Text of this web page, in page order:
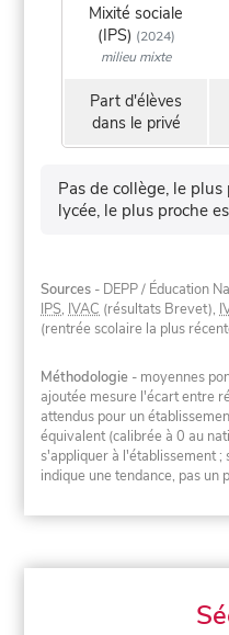
Mixité sociale
(IPS) (2024)
milieu mixte
Part d'élèves
dans le privé
Pas de collège, le plus
lycée, le plus proche
Sources - DEPP / Éducation
IPS, IVAC (résultats Brevet),
(rentrée scolaire la plus
Méthodologie - moyennes
ajoutée mesure l'écart entre
attendus pour un
équivalent (calibrée à 0 au
s'appliquer à l'établissement
indique une tendance, pas un